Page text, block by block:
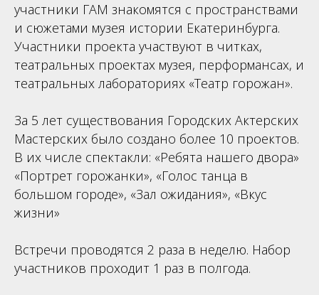
участники ГАМ знакомятся с пространствами
и сюжетами музея истории Екатеринбурга.
Участники проекта участвуют в читках,
театральных проектах музея, перформансах, и
театральных лабораториях «Театр горожан».
За 5 лет существования Городских Актерских
Мастерских было создано более 10 проектов.
В их числе спектакли: «Ребята нашего двора»
«Портрет горожанки», «Голос танца в
большом городе», «Зал ожидания», «Вкус
жизни»
Встречи проводятся 2 раза в неделю. Набор
участников проходит 1 раз в полгода.